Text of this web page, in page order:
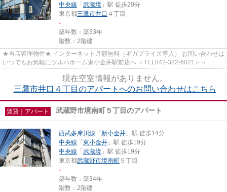
中央線 「 武蔵境 」駅 徒歩20分
東京都三鷹市井口 ４丁目
-
築年数：築33年
階数：2階建
★当店管理物件★ インターネット月額無料（ギガプライズ導入） お問い合わせは
いつでもお気軽にツルハホーム東小金井駅前店へ ＜TEL042-382-6021＞＜
現在空室情報がありません。
三鷹市井口４丁目のアパートへのお問い合わせはこちら
賃貸｜アパート 武蔵野市境南町５丁目のアパート
西武多摩川線 「 新小金井 」駅 徒歩14分
中央線 「 東小金井 」駅 徒歩19分
中央線 「 武蔵境 」駅 徒歩19分
東京都武蔵野市境南町 ５丁目
-
築年数：築34年
階数：2階建